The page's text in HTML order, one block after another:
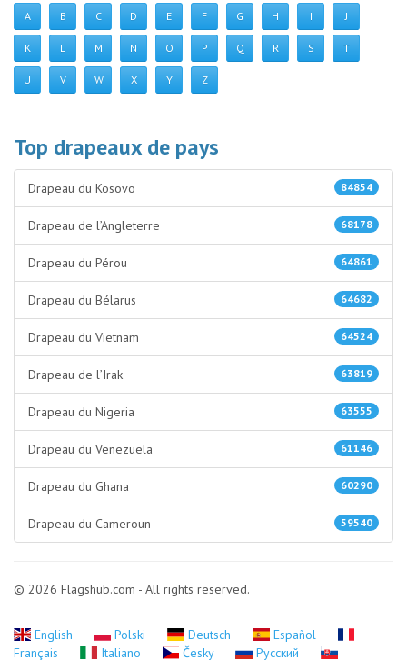
A B C D E F G H I J
K L M N O P Q R S T
U V W X Y Z
Top drapeaux de pays
84854
Drapeau du Kosovo
68178
Drapeau de l’Angleterre
64861
Drapeau du Pérou
64682
Drapeau du Bélarus
64524
Drapeau du Vietnam
63819
Drapeau de l’Irak
63555
Drapeau du Nigeria
61146
Drapeau du Venezuela
60290
Drapeau du Ghana
59540
Drapeau du Cameroun
© 2026 Flagshub.com - All rights reserved.
English Polski Deutsch
Español
Français
Italiano Česky Русский